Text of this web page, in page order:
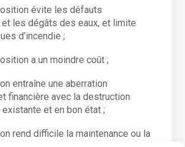
évite les défauts
et les dégâts des eaux, et limite
d’incendie ;
a un moindre coût ;
entraîne une aberration
financière avec la destruction
existante et en bon état ;
rend difficile la maintenance ou la